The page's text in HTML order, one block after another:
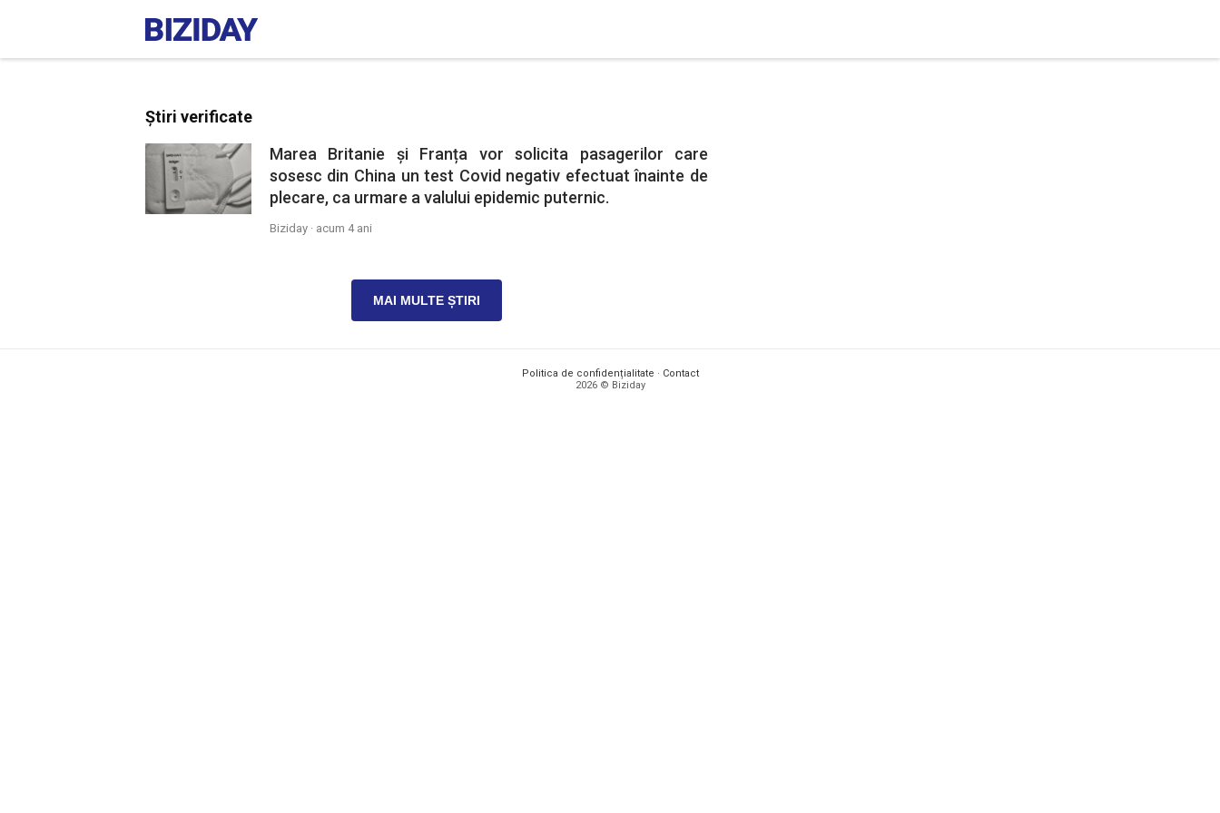
Știri verificate
Marea Britanie și Franța vor solicita pasagerilor care
sosesc din China un test Covid negativ efectuat înainte de
plecare, ca urmare a valului epidemic puternic.
Biziday · acum 4 ani
MAI MULTE ȘTIRI
Politica de confidențialitate · Contact
2026 © Biziday